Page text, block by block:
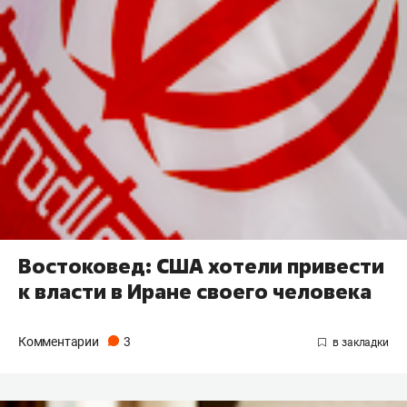
Востоковед: США хотели привести
к власти в Иране своего человека
Комментарии 3